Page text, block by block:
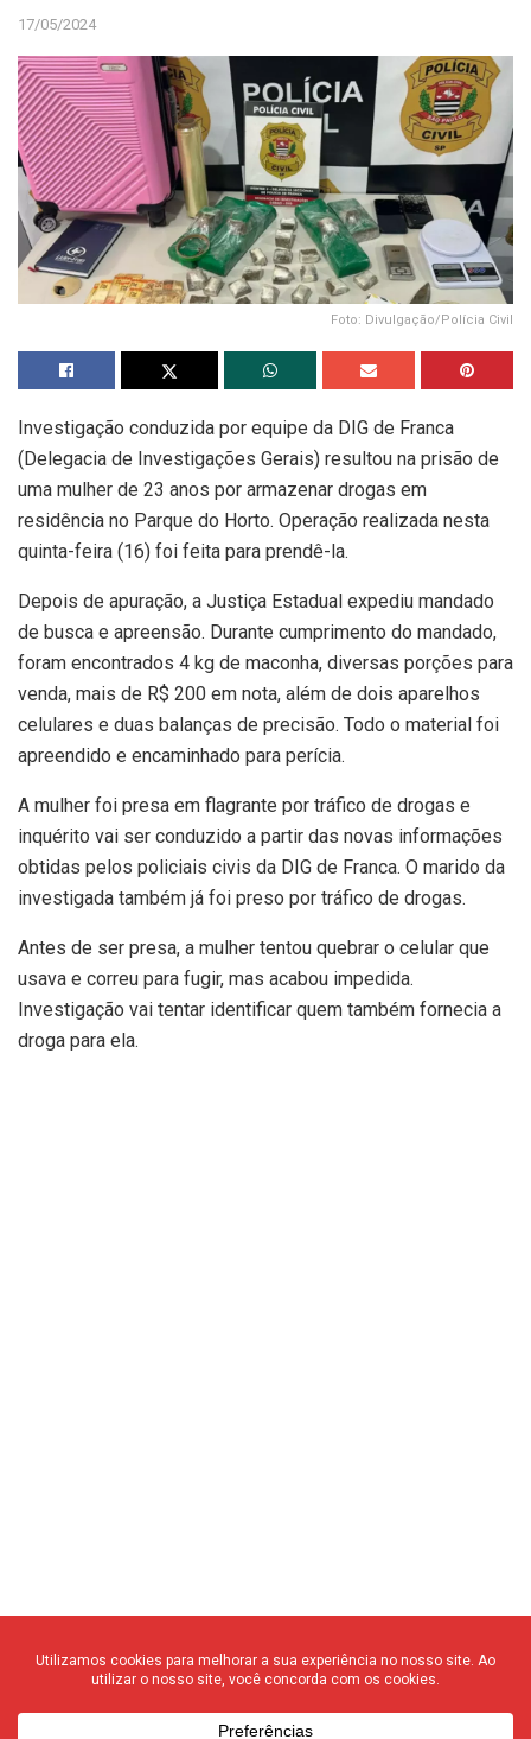
17/05/2024
Foto: Divulgação/Polícia Civil
Investigação conduzida por equipe da DIG de Franca
(Delegacia de Investigações Gerais) resultou na prisão de
uma mulher de 23 anos por armazenar drogas em
residência no Parque do Horto. Operação realizada nesta
quinta-feira (16) foi feita para prendê-la.
Depois de apuração, a Justiça Estadual expediu mandado
de busca e apreensão. Durante cumprimento do mandado,
foram encontrados 4 kg de maconha, diversas porções para
venda, mais de R$ 200 em nota, além de dois aparelhos
celulares e duas balanças de precisão. Todo o material foi
apreendido e encaminhado para perícia.
A mulher foi presa em flagrante por tráfico de drogas e
inquérito vai ser conduzido a partir das novas informações
obtidas pelos policiais civis da DIG de Franca. O marido da
investigada também já foi preso por tráfico de drogas.
Antes de ser presa, a mulher tentou quebrar o celular que
usava e correu para fugir, mas acabou impedida.
Investigação vai tentar identificar quem também fornecia a
droga para ela.